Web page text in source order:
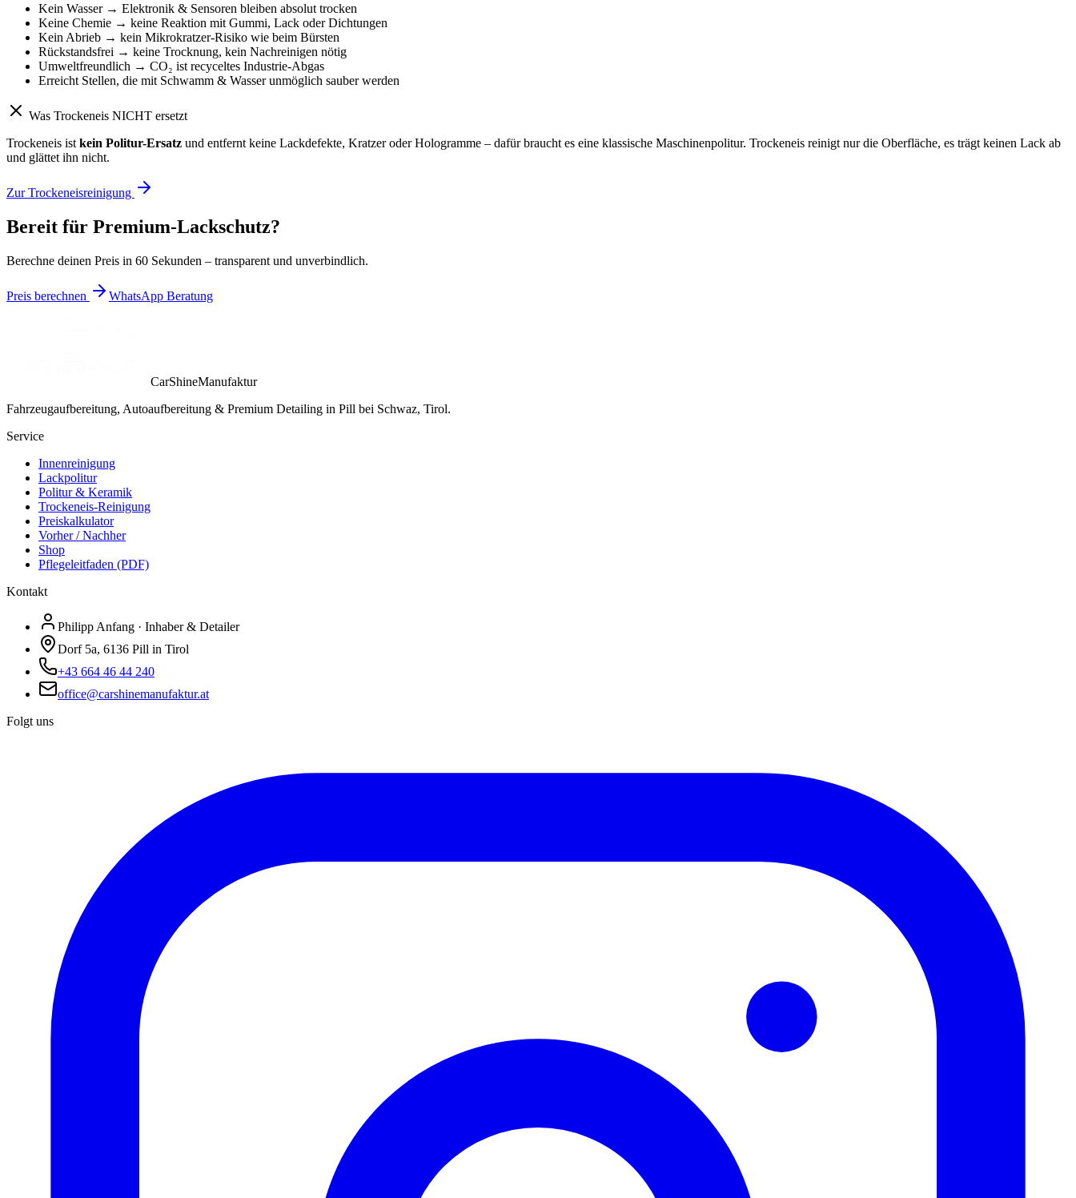
Kein Wasser → Elektronik & Sensoren bleiben absolut trocken
Keine Chemie → keine Reaktion mit Gummi, Lack oder Dichtungen
Kein Abrieb → kein Mikrokratzer-Risiko wie beim Bürsten
Rückstandsfrei → keine Trocknung, kein Nachreinigen nötig
Umweltfreundlich → CO₂ ist recyceltes Industrie-Abgas
Erreicht Stellen, die mit Schwamm & Wasser unmöglich sauber werden
Was Trockeneis NICHT ersetzt
Trockeneis ist kein Politur-Ersatz und entfernt keine Lackdefekte, Kratzer oder Hologramme – dafür braucht es eine klassische Maschinenpolitur. Trockeneis reinigt nur die Oberfläche, es trägt keinen Lack ab
und glättet ihn nicht.
Zur Trockeneisreinigung
Bereit für Premium-Lackschutz?
Berechne deinen Preis in 60 Sekunden – transparent und unverbindlich.
Preis berechnen WhatsApp Beratung
CarShineManufaktur
Fahrzeugaufbereitung, Autoaufbereitung & Premium Detailing in Pill bei Schwaz, Tirol.
Service
Innenreinigung
Lackpolitur
Politur & Keramik
Trockeneis-Reinigung
Preiskalkulator
Vorher / Nachher
Shop
Pflegeleitfaden (PDF)
Kontakt
Philipp Anfang · Inhaber & Detailer
Dorf 5a, 6136 Pill in Tirol
+43 664 46 44 240
office@carshinemanufaktur.at
Folgt uns